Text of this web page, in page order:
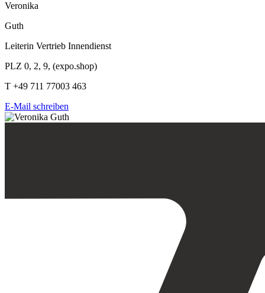
Veronika
Guth
Leiterin Vertrieb Innendienst
PLZ 0, 2, 9, (expo.shop)
T +49 711 77003 463
E-Mail schreiben